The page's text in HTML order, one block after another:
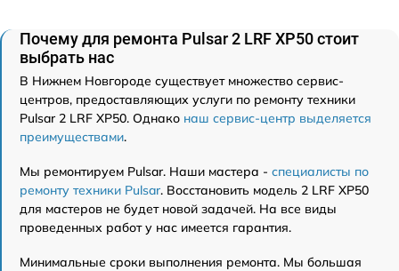
Почему для ремонта Pulsar 2 LRF XP50 стоит
выбрать нас
В Нижнем Новгороде существует множество сервис-
центров, предоставляющих услуги по ремонту техники
Pulsar 2 LRF XP50. Однако наш сервис-центр выделяется
преимуществами.
Мы ремонтируем Pulsar. Наши мастера - специалисты по
ремонту техники Pulsar. Восстановить модель 2 LRF XP50
для мастеров не будет новой задачей. На все виды
проведенных работ у нас имеется гарантия.
Минимальные сроки выполнения ремонта. Мы большая